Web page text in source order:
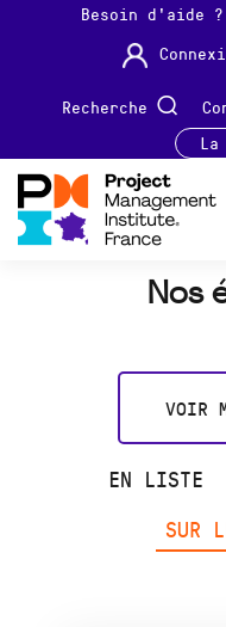
Besoin d'aide
Recherche
La
Nos
VOIR
EN LISTE
SUR